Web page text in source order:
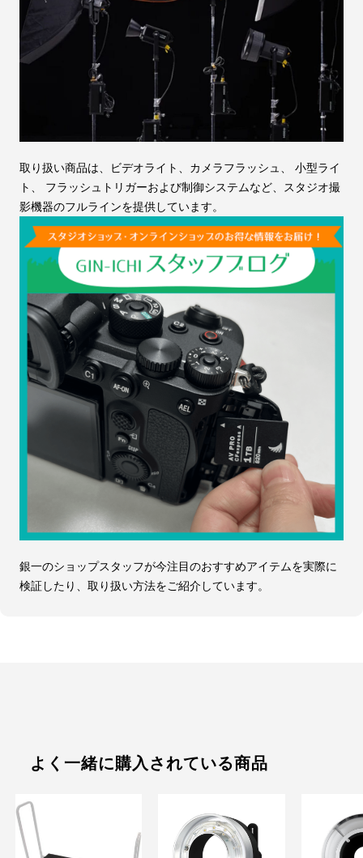
取り扱い商品は、ビデオライト、カメラフラッシュ、 小型ライ
ト、 フラッシュトリガーおよび制御システムなど、スタジオ撮
影機器のフルラインを提供しています。
銀一のショップスタッフが今注目のおすすめアイテムを実際に
検証したり、取り扱い方法をご紹介しています。
よく一緒に購入されている商品